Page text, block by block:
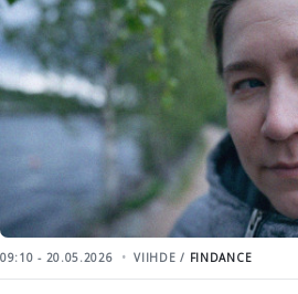
09:10 - 20.05.2026 VIIHDE / FINDANCE